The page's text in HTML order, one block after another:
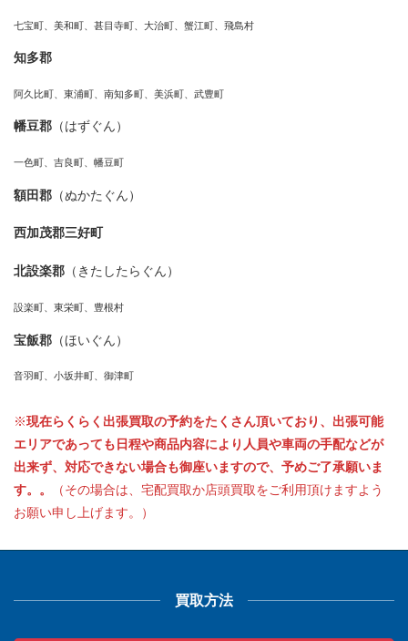
七宝町、美和町、甚目寺町、大治町、蟹江町、飛島村
知多郡
阿久比町、東浦町、南知多町、美浜町、武豊町
幡豆郡 （はずぐん）
一色町、吉良町、幡豆町
額田郡 （ぬかたぐん）
西加茂郡三好町
北設楽郡 （きたしたらぐん）
設楽町、東栄町、豊根村
宝飯郡 （ほいぐん）
音羽町、小坂井町、御津町
※現在らくらく出張買取の予約をたくさん頂いており、出張可能
エリアであっても日程や商品内容により人員や車両の手配などが
出来ず、対応できない場合も御座いますので、予めご了承願いま
す。。
（その場合は、宅配買取か店頭買取をご利用頂けますよう
お願い申し上げます。）
買取方法